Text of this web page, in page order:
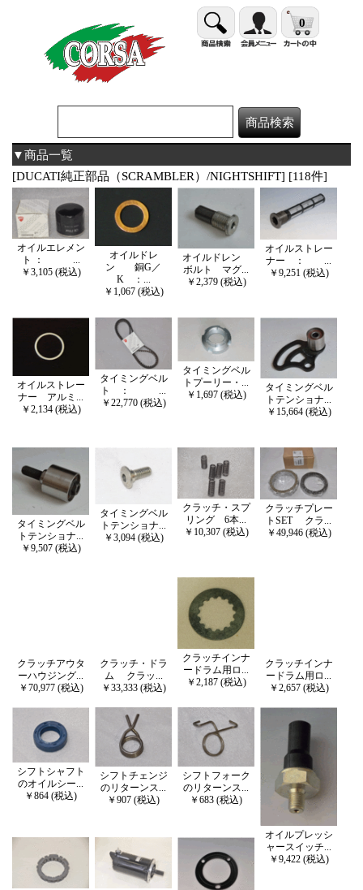
0
▼商品一覧
[DUCATI純正部品（SCRAMBLER）/NIGHTSHIFT] [118件]
オイルエレメン
ト ： ...
￥3,105 (税込)
オイルドレ
ン 銅G／
K ：...
￥1,067 (税込)
オイルドレン
ボルト マグ...
￥2,379 (税込)
オイルストレー
ナー ： ...
￥9,251 (税込)
オイルストレー
ナー アルミ...
￥2,134 (税込)
タイミングベル
ト ： ...
￥22,770 (税込)
タイミングベル
トプーリー・...
￥1,697 (税込)
タイミングベル
トテンショナ...
￥15,664 (税込)
タイミングベル
トテンショナ...
￥9,507 (税込)
タイミングベル
トテンショナ...
￥3,094 (税込)
クラッチ・スプ
リング 6本...
￥10,307 (税込)
クラッチプレー
トSET クラ...
￥49,946 (税込)
クラッチアウタ
ーハウジング...
￥70,977 (税込)
クラッチ・ドラ
ム クラッ...
￥33,333 (税込)
クラッチインナ
ードラム用ロ...
￥2,187 (税込)
クラッチインナ
ードラム用ロ...
￥2,657 (税込)
シフトシャフト
のオイルシー...
￥864 (税込)
シフトチェンジ
のリターンス...
￥907 (税込)
シフトフォーク
のリターンス...
￥683 (税込)
オイルプレッシ
ャースイッチ...
￥9,422 (税込)